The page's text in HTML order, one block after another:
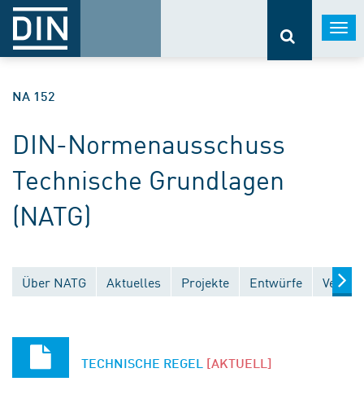
NA 152
DIN-Normenausschuss
Technische Grundlagen
(NATG)
Über NATG Aktuelles Projekte Entwürfe
TECHNISCHE REGEL [AKTUELL]